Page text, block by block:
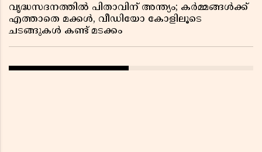
വൃദ്ധസദനത്തിൽ പിതാവിന് അന്ത്യം; കർമ്മങ്ങൾക്ക്
എത്താതെ മക്കൾ, വീഡിയോ കോളിലൂടെ
ചടങ്ങുകൾ കണ്ട് മടക്കം